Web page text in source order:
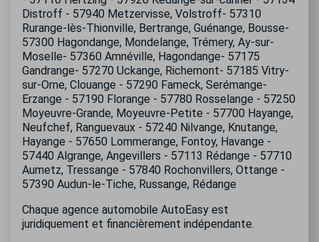
Distroff - 57940 Metzervisse, Volstroff- 57310
Rurange-lès-Thionville, Bertrange, Guénange, Bousse-
57300 Hagondange, Mondelange, Trémery, Ay-sur-
Moselle- 57360 Amnéville, Hagondange- 57175
Gandrange- 57270 Uckange, Richemont- 57185 Vitry-
sur-Orne, Clouange - 57290 Fameck, Serémange-
Erzange - 57190 Florange - 57780 Rosselange - 57250
Moyeuvre-Grande, Moyeuvre-Petite - 57700 Hayange,
Neufchef, Ranguevaux - 57240 Nilvange, Knutange,
Hayange - 57650 Lommerange, Fontoy, Havange -
57440 Algrange, Angevillers - 57113 Rédange - 57710
Aumetz, Tressange - 57840 Rochonvillers, Ottange -
57390 Audun-le-Tiche, Russange, Rédange
Chaque agence automobile AutoEasy est
juridiquement et financièrement indépendante.